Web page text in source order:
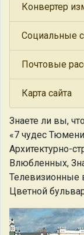
Конвертер
Социальные
Почтовые
Карта сайта
Знаете ли вы,
«7 чудес
Архитектурно-
Влюбленных,
Телевизионные
Цветной